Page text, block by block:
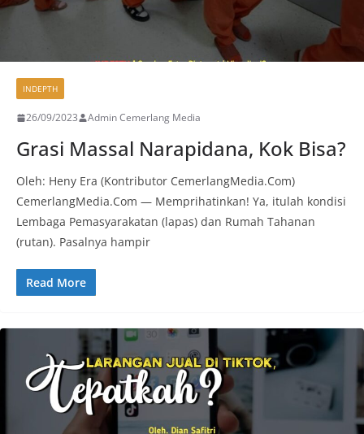
INDEPTH
26/09/2023 Admin Cemerlang Media
Grasi Massal Narapidana, Kok Bisa?
Oleh: Heny Era (Kontributor CemerlangMedia.Com)
CemerlangMedia.Com — Memprihatinkan! Ya, itulah kondisi
Lembaga Pemasyarakatan (lapas) dan Rumah Tahanan
(rutan). Pasalnya hampir
Read More